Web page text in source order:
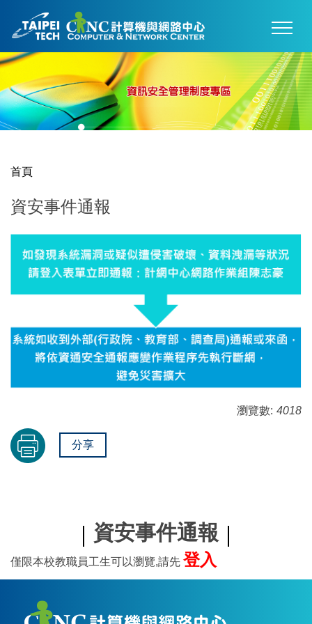
到
要
容
區
首頁
資安事件通報
瀏覽數: 4018
分享
資安事件通報
僅限本校教職員工生可以瀏覽,請先 登入